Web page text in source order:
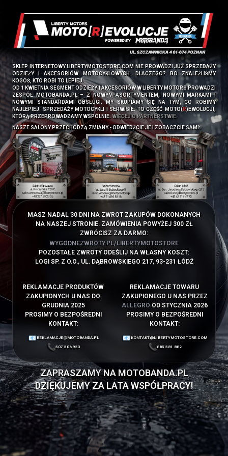
SKLEP INTERNETOWY LIBERTYMOTOSTORE.COM NIE PROWADZI JUŻ SPRZEDAŻY
ODZIEŻY I AKCESORIÓW MOTOCYKLOWYCH. DLACZEGO? BO ZNALEŹLIŚMY
KOGOŚ, KTO ROBI TO LEPIEJ.
OD 1 KWIETNIA SEGMENT ODZIEŻY I AKCESORIÓW W LIBERTY MOTORS PROWADZI
ZESPÓŁMOTOBANDA.PL – Z NOWYM ASORTYMENTEM, NOWYMI MARKAMI I
NOWYMI STANDARDAMI OBSŁUGI. MY SKUPIAMY SIĘ NA TYM, CO ROBIMY
NAJLEPIEJ: SPRZEDAŻY MOTOCYKLI I SERWISIE. TO CZĘŚĆ MOTO(R)EWOLUCJI,
KTÓRĄ PRZEPROWADZAMY WSPÓLNIE. WIĘCEJ O PARTNERSTWIE.
NASZE SALONY PRZECHODZĄ ZMIANY - ODWIEDŹCIE JE I ZOBACZCIE SAMI:
MASZ NADAL 30 DNI NA ZWROT ZAKUPÓW DOKONANYCH
NA NASZEJ STRONIE. ZAMÓWIENIA POWYŻEJ 300 ZŁ
ZWRÓCISZ ZA DARMO:
WYGODNEZWROTY.PL/LIBERTYMOTOSTORE
POZOSTAŁE ZWROTY ODEŚLIJ NA WŁASNY KOSZT:
LOGI SP. Z O.O., UL. DĄBROWSKIEGO 217, 93-231 ŁÓDŹ
REKLAMACJE PRODUKTÓW
ZAKUPIONYCH U NAS DO
GRUDNIA 2025
PROSIMY O BEZPOŚREDNI
KONTAKT:
REKLAMACJE@MOTOBANDA.PL
507 506 953
REKLAMACJE TOWARU
ZAKUPIONEGO U NAS PRZEZ
ALLEGRO OD STYCZNIA 2026
PROSIMY O BEZPOŚREDNI
KONTAKT:
KONTAKT@LIBERTYMOTOSTORE.COM
885 581 882
ZAPRASZAMY NA MOTOBANDA.PL
DZIĘKUJEMY ZA LATA WSPÓŁPRACY!